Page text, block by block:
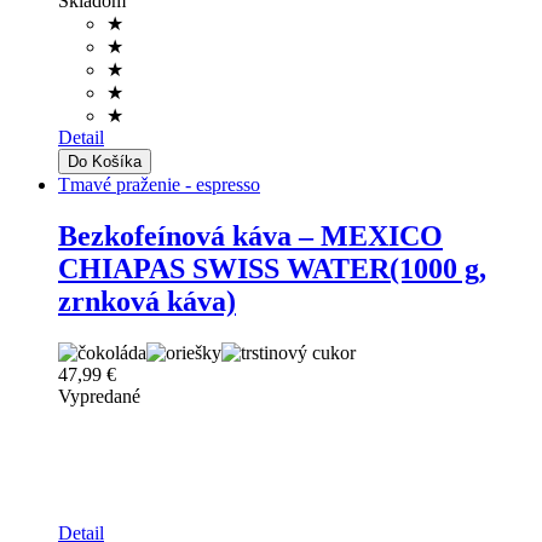
★
★
★
★
★
Detail
Tmavé praženie - espresso
Bezkofeínová káva – MEXICO
CHIAPAS SWISS WATER(1000 g,
zrnková káva)
47,99 €
Vypredané
Detail